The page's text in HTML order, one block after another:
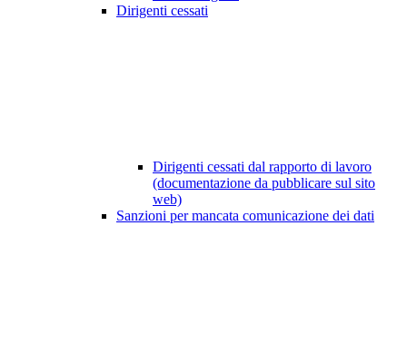
Dirigenti cessati
Dirigenti cessati dal rapporto di lavoro
(documentazione da pubblicare sul sito
web)
Sanzioni per mancata comunicazione dei dati